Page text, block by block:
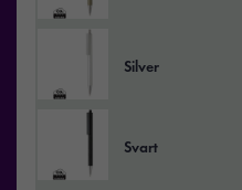
Silver
Svart